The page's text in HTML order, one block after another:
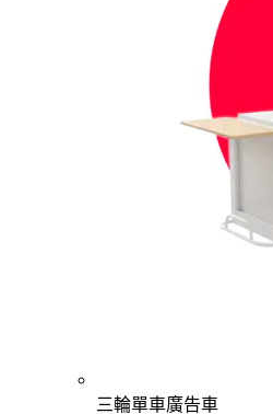
三輪單車廣告車